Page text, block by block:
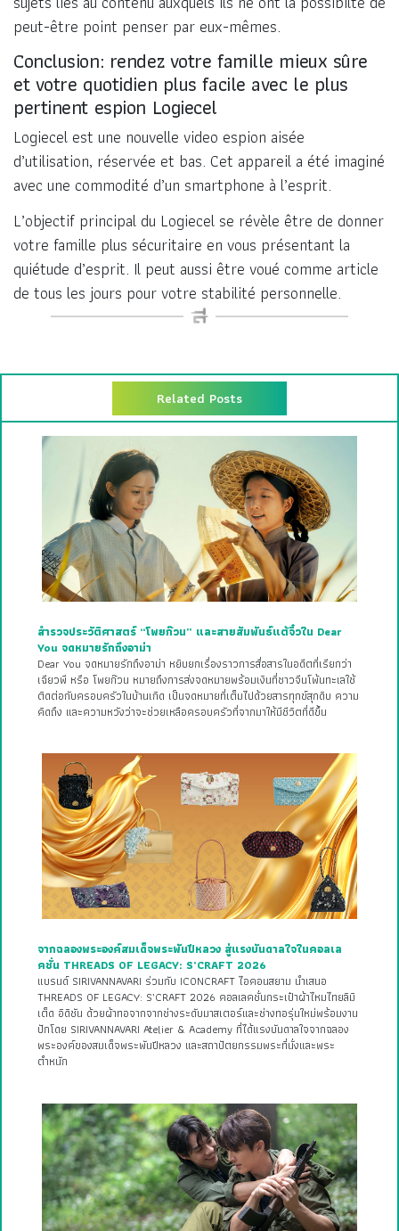
peut-être point penser par eux-mêmes.
Conclusion: rendez votre famille mieux sûre
et votre quotidien plus facile avec le plus
pertinent espion Logiecel
Logiecel est une nouvelle video espion aisée
d’utilisation, réservée et bas. Cet appareil a été imaginé
avec une commodité d’un smartphone à l’esprit.
L’objectif principal du Logiecel se révèle être de donner
votre famille plus sécuritaire en vous présentant la
quiétude d’esprit. Il peut aussi être voué comme article
de tous les jours pour votre stabilité personnelle.
Related Posts
สำรวจประวัติศาสตร์ “โพยก๊วน” และสายสัมพันธ์แต้จิ๋วใน Dear
You จดหมายรักถึงอาม่า
Dear You จดหมายรักถึงอาม่า หยิบยกเรื่องราวการสื่อสารในอดีตที่เรียกว่า
เฉียวพี หรือ โพยก๊วน หมายถึงการส่งจดหมายพร้อมเงินที่ชาวจีนโพ้นทะเลใช้
ติดต่อกับครอบครัวในบ้านเกิด เป็นจดหมายที่เต็มไปด้วยสารทุกข์สุกดิบ ความ
คิดถึง และความหวังว่าจะช่วยเหลือครอบครัวที่จากมาให้มีชีวิตที่ดีขึ้น
จากฉลองพระองค์สมเด็จพระพันปีหลวง สู่แรงบันดาลใจในคอลเล
คชั่น THREADS OF LEGACY: S’CRAFT 2026
แบรนด์ SIRIVANNAVARI ร่วมกับ ICONCRAFT ไอคอนสยาม นำเสนอ
THREADS OF LEGACY: S’CRAFT 2026 คอลเลคชั่นกระเป๋าผ้าไหมไทยลิมิ
เต็ด อิดิชัน ด้วยผ้าทอจากจากช่างระดับมาสเตอร์และช่างทอรุ่นใหม่พร้อมงาน
ปักโดย SIRIVANNAVARI Atelier & Academy ที่ได้แรงบันดาลใจจากฉลอง
พระองค์ของสมเด็จพระพันปีหลวง และสถาปัตยกรรมพระที่นั่งและพระ
ตำหนัก